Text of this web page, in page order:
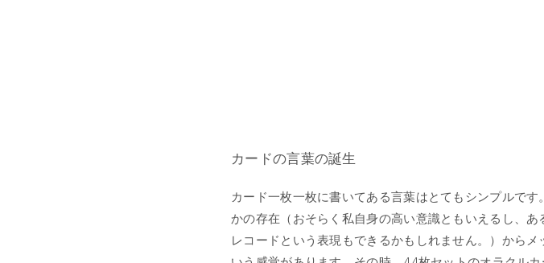
カードの言葉の誕生
カード一枚一枚に書いてある言葉はとてもシンプルで
かの存在（おそらく私自身の高い意識ともいえるし、
レコードという表現もできるかもしれません。）から